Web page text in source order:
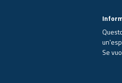
Se